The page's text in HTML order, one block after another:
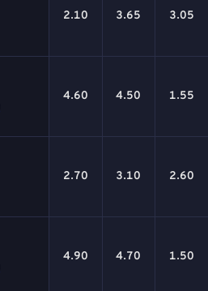
2.10 3.65 3.05
4.60 4.50 1.55
2.70 3.10 2.60
4.90 4.70 1.50